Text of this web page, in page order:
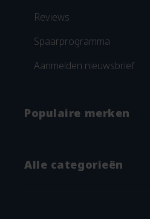
Reviews
Spaarprogramma
Aanmelden nieuwsbrief
Populaire merken
Alle categorieën